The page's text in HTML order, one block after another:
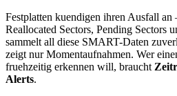
Festplatten kuendigen ihren Ausfall
Reallocated Sectors, Pending Sectors
sammelt all diese SMART-Daten
zeigt nur Momentaufnahmen. Wer
fruehzeitig erkennen will, braucht
Alerts.